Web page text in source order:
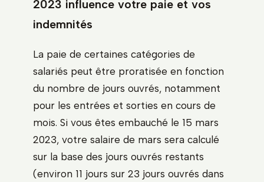
2023 influence votre paie et vos
indemnités
La paie de certaines catégories de
salariés peut être proratisée en fonction
du nombre de jours ouvrés, notamment
pour les entrées et sorties en cours de
mois. Si vous êtes embauché le 15 mars
2023, votre salaire de mars sera calculé
sur la base des jours ouvrés restants
(environ 11 jours sur 23 jours ouvrés dans